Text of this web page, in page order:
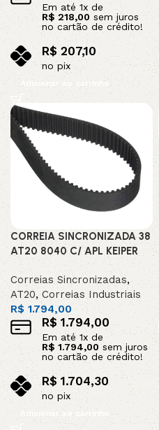
Em até 1x de
R$218,00 sem juros
no cartão de crédito!
R$ 207,10
no pix
Adicionar ao carrinho
CORREIA SINCRONIZADA 38
AT20 8040 C/ APL KEIPER
Correias Sincronizadas,
AT20,Correias Industriais
R$ 1.794,00
R$1.794,00
Em até1x de
R$ 1.794,00 sem juros
no cartão de crédito!
R$1.704,30
no pix
Adicionar ao carrinho